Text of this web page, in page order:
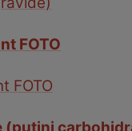
FOTO
FOTO